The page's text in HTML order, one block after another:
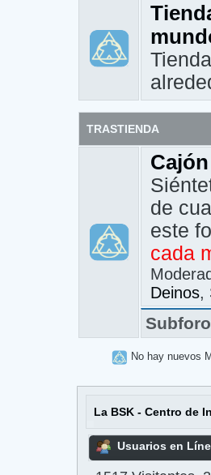
TRASTIENDA
de
este
cada
Deinos,
No hay nuevos
La BSK - Centro de
Usuarios en